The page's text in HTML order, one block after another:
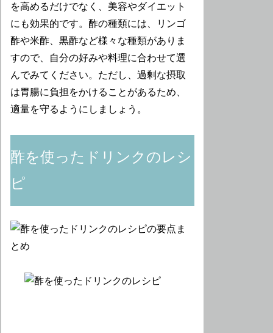
を高めるだけでなく、美容やダイエット
にも効果的です。酢の種類には、リンゴ
酢や米酢、黒酢など様々な種類がありま
すので、自分の好みや料理に合わせて選
んでみてください。ただし、過剰な摂取
は胃腸に負担をかけることがあるため、
適量を守るようにしましょう。
酢を使ったドリンクのレシ
ピ